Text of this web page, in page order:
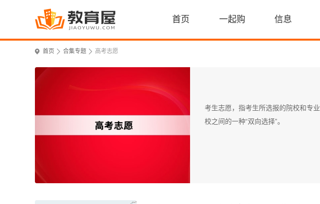
首页 一起购 信息
首页 合集专题 高考志愿
考生志愿，指考生所选报的院校和专
校之间的一种“双向选择”。